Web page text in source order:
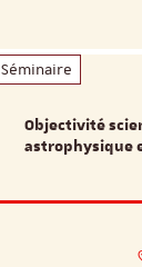
Séminaire
Objectivité
astrophysique